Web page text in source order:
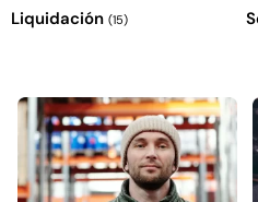
Liquidación (15)